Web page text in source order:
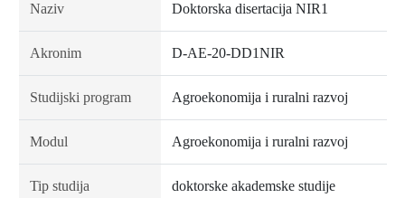
Naziv Doktorska disertacija NIR1
Akronim D-AE-20-DD1NIR
Studijski program Agroekonomija i ruralni razvoj
Modul Agroekonomija i ruralni razvoj
Tip studija doktorske akademske studije